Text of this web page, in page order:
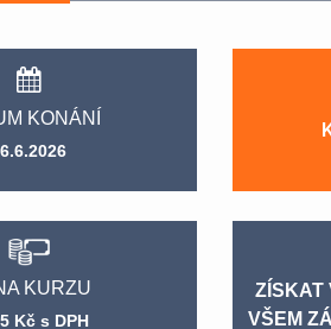
KONÁNÍ
KURZU
Kč s DPH
ZÍSKAT
VŠEM